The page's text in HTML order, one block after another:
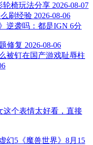
轮椅玩法分享 2026-08-07
刷经验 2026-08-06
逆袭吗：都是IGN 6分
修复 2026-08-06
被钉在国产游戏耻辱柱
这个表情太好看，直接
幻5《魔兽世界》8月15